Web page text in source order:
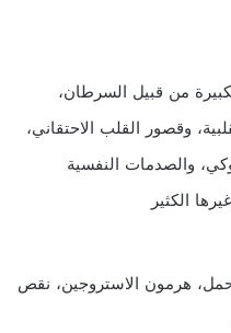
من قبيل السرطان،
وقصور القلب الاحتقاني،
والصدمات النفسية
الكثير
هرمون الاستروجين، نقص